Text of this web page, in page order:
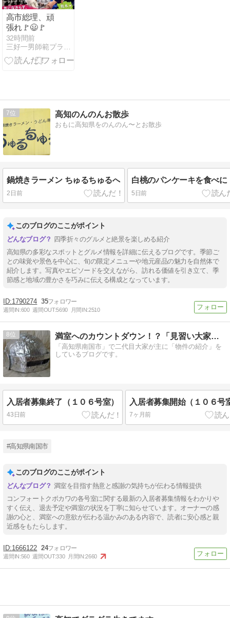
高市総理、頑
張れ🚩😃🚩
32時間前
三好一男師範プライベート日記
7 高知のんのんお散歩
おもに高知県をのんのん〜とお散歩
鍋焼きラーメン ちゅるちゅるへ
2日前
白桃のパンケーキを食べに
5日前
このブログのここがポイント
四季折々のグルメと絶景を楽しめる紹介
高知県の多彩なスポットとグルメ情報を詳細に伝えるブログです。季節ご
との味覚や景色を中心に、旬の限定メニューや地元産品の魅力を自然体で
紹介します。写真やエピソードを交えながら、訪れる価値を引き立て、季
節感と地域の豊かさを巧みに伝える構成となっています。
1790274 35
週間IN:600 週間OUT:5690 月間IN:2510
8 満室へのカウントダウン！？「見習い大家のぼや日記」
「高知県南国市」で二代目大家が主に「物件の紹介」を
しているブログです。
入居者募集終了（１０６号室）
43日前
入居者募集開始（１０６号
7ヶ月前
#高知県南国市
このブログのここがポイント
満室を目指す熱意と感謝の気持ちが伝わる情報提供
コンフォートクボカワの各号室に関する最新の入居者募集情報をわかりや
すく伝え、退去予定や満室の状況を丁寧に知らせています。オーナーの感
謝の心と、満室への意欲が伝わる温かみのある内容で、読者に安心感と親
近感をもたらします。
1666122 24
週間IN:560 週間OUT:330 月間IN:2660